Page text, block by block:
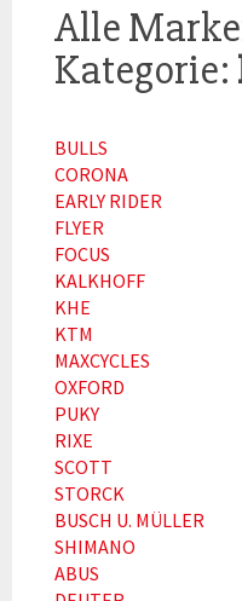
Alle
Kategorie:
BULLS
CORONA
EARLY RIDER
FLYER
FOCUS
KALKHOFF
KHE
KTM
MAXCYCLES
OXFORD
PUKY
RIXE
SCOTT
STORCK
BUSCH U. MÜLLER
SHIMANO
ABUS